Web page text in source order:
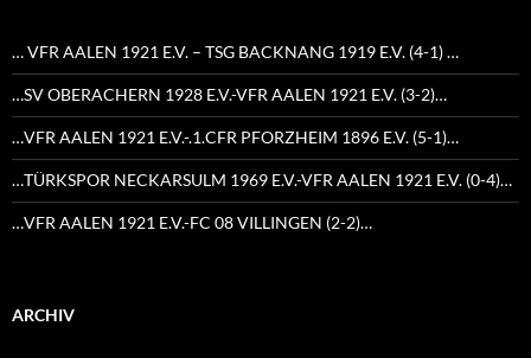
… VFR AALEN 1921 E.V. – TSG BACKNANG 1919 E.V. (4-1) …
…SV OBERACHERN 1928 E.V.-VFR AALEN 1921 E.V. (3-2)…
…VFR AALEN 1921 E.V.-.1.CFR PFORZHEIM 1896 E.V. (5-1)…
…TÜRKSPOR NECKARSULM 1969 E.V.-VFR AALEN 1921 E.V. (0-4)…
…VFR AALEN 1921 E.V.-FC 08 VILLINGEN (2-2)…
ARCHIV